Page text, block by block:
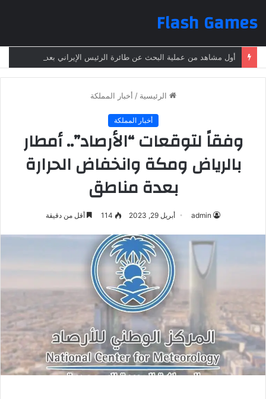
Flash Games
الرئيسية / أخبار المملكة
أخبار المملكة
وفقاً لتوقعات “الأرصاد”.. أمطار
بالرياض ومكة وانخفاض الحرارة
بعدة مناطق
admin أبريل 29, 2023 114 أقل من دقيقة